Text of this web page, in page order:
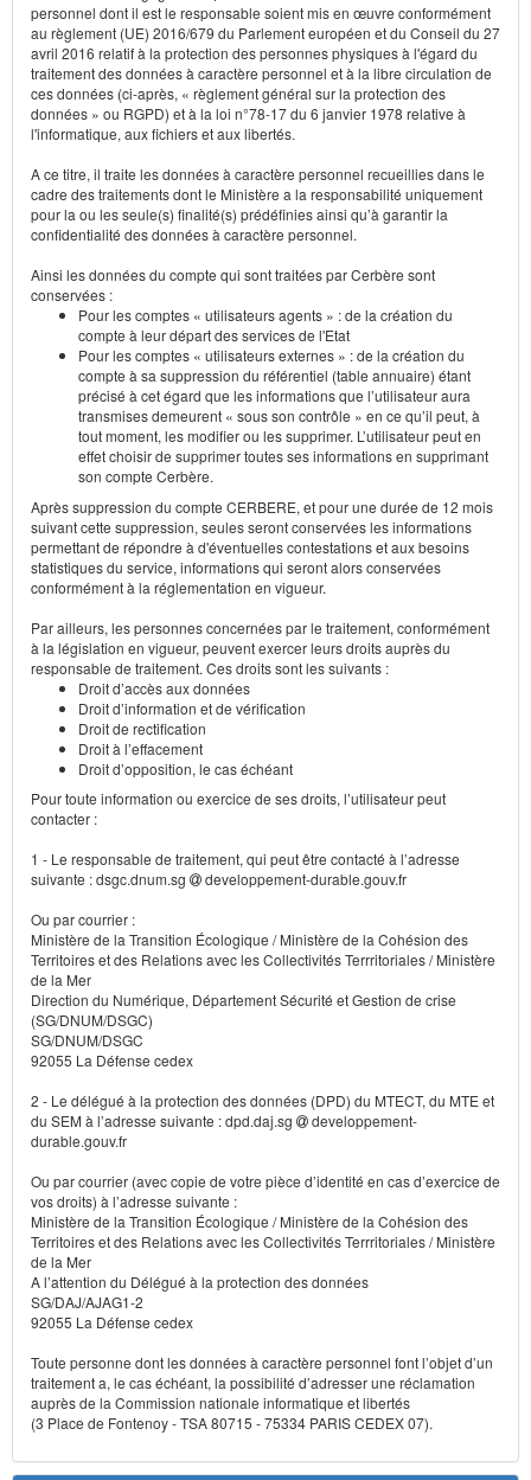
personnel dont il est le responsable soient mis en œuvre conformément
au règlement (UE) 2016/679 du Parlement européen et du Conseil du 27
avril 2016 relatif à la protection des personnes physiques à l'égard du
traitement des données à caractère personnel et à la libre circulation de
ces données (ci-après, « règlement général sur la protection des
données » ou RGPD) et à la loi n°78-17 du 6 janvier 1978 relative à
l'informatique, aux fichiers et aux libertés.
A ce titre, il traite les données à caractère personnel recueillies dans le
cadre des traitements dont le Ministère a la responsabilité uniquement
pour la ou les seule(s) finalité(s) prédéfinies ainsi qu’à garantir la
confidentialité des données à caractère personnel.
Ainsi les données du compte qui sont traitées par Cerbère sont
conservées :
Pour les comptes « utilisateurs agents » : de la création du
compte à leur départ des services de l'Etat
Pour les comptes « utilisateurs externes » : de la création du
compte à sa suppression du référentiel (table annuaire) étant
précisé à cet égard que les informations que l’utilisateur aura
transmises demeurent « sous son contrôle » en ce qu’il peut, à
tout moment, les modifier ou les supprimer. L’utilisateur peut en
effet choisir de supprimer toutes ses informations en supprimant
son compte Cerbère.
Après suppression du compte CERBERE, et pour une durée de 12 mois
suivant cette suppression, seules seront conservées les informations
permettant de répondre à d'éventuelles contestations et aux besoins
statistiques du service, informations qui seront alors conservées
conformément à la réglementation en vigueur.
Par ailleurs, les personnes concernées par le traitement, conformément
à la législation en vigueur, peuvent exercer leurs droits auprès du
responsable de traitement. Ces droits sont les suivants :
Droit d’accès aux données
Droit d’information et de vérification
Droit de rectification
Droit à l’effacement
Droit d’opposition, le cas échéant
Pour toute information ou exercice de ses droits, l’utilisateur peut
contacter :
1 - Le responsable de traitement, qui peut être contacté à l’adresse
suivante : dsgc.dnum.sg
developpement-durable.gouv.fr
Ou par courrier :
Ministère de la Transition Écologique / Ministère de la Cohésion des
Territoires et des Relations avec les Collectivités Terrritoriales / Ministère
de la Mer
Direction du Numérique, Département Sécurité et Gestion de crise
(SG/DNUM/DSGC)
SG/DNUM/DSGC
92055 La Défense cedex
2 - Le délégué à la protection des données (DPD) du MTECT, du MTE et
du SEM à l’adresse suivante : dpd.daj.sg
developpement-
durable.gouv.fr
Ou par courrier (avec copie de votre pièce d’identité en cas d’exercice de
vos droits) à l’adresse suivante :
Ministère de la Transition Écologique / Ministère de la Cohésion des
Territoires et des Relations avec les Collectivités Terrritoriales / Ministère
de la Mer
A l’attention du Délégué à la protection des données
SG/DAJ/AJAG1-2
92055 La Défense cedex
Toute personne dont les données à caractère personnel font l’objet d’un
traitement a, le cas échéant, la possibilité d’adresser une réclamation
auprès de la Commission nationale informatique et libertés
(3 Place de Fontenoy - TSA 80715 - 75334 PARIS CEDEX 07).